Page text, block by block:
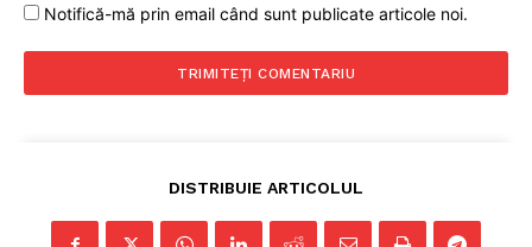
Notifică-mă prin email când sunt publicate articole noi.
DISTRIBUIE ARTICOLUL